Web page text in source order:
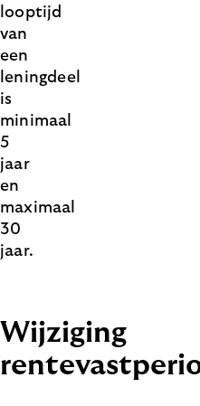
looptijd
van
een
leningdeel
is
minimaal
5
jaar
en
maximaal
30
jaar.
Wijziging